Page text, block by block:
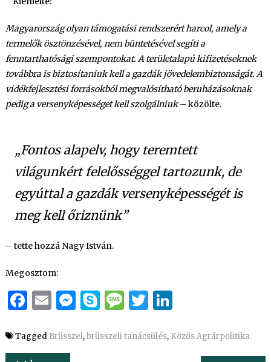
Magyarország olyan támogatási rendszerért harcol, amely a
termelők ösztönzésével, nem büntetésével segíti a
fenntarthatósági szempontokat. A területalapú kifizetéseknek
továbbra is biztosítaniuk kell a gazdák jövedelembiztonságát. A
vidékfejlesztési forrásokból megvalósítható beruházásoknak
pedig a versenyképességet kell szolgálniuk– közölte.
„Fontos alapelv, hogy teremtett
világunkért felelősséggel tartozunk, de
egyúttal a gazdák versenyképességét is
meg kell őriznünk”
– tette hozzá Nagy István.
Megosztom:
Facebook
Email
Messenger
Skype
Message
Twitter
LinkedIn
Tagged Brüsszel,brüsszeli tanácsülés, Közös Agrárpolitika